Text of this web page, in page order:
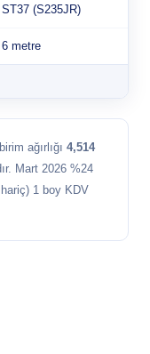
ST37 (S235JR)
6 metre
birim ağırlığı 4,514
Mart 2026 %24
1 boy KDV